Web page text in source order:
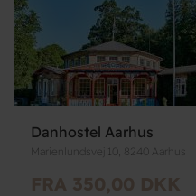
Danhostel Aarhus
Marienlundsvej 10, 8240 Aarhus
FRA 350,00 DKK